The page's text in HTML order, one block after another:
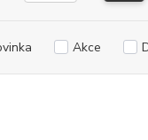
Akce